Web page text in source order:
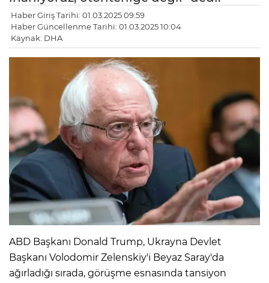
Haber Giriş Tarihi: 01.03.2025 09:59
Haber Güncellenme Tarihi: 01.03.2025 10:04
Kaynak: DHA
ABD Başkanı Donald Trump, Ukrayna Devlet
Başkanı Volodomir Zelenskiy'i Beyaz Saray'da
ağırladığı sırada, görüşme esnasında tansiyon